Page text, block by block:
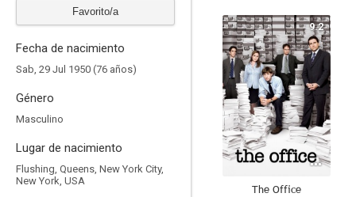
Favorito/a
Fecha de nacimiento
Sab, 29 Jul 1950 (76 años)
Género
Masculino
Lugar de nacimiento
Flushing, Queens, New York City,
New York, USA
9.2
The Office